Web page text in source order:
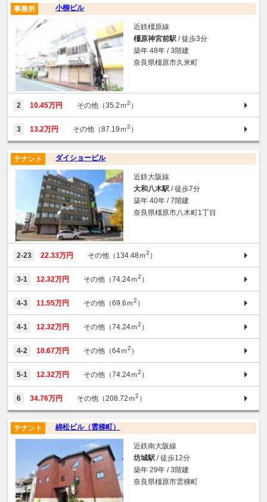
小柳ビル
事務所
近鉄橿原線
橿原神宮前駅 / 徒歩3分
築年 48年 / 3階建
奈良県橿原市久米町
2 10.45万円 その他（35.2ｍ2 ）
3 13.2万円 その他（87.19ｍ2 ）
ダイショービル
テナント
近鉄大阪線
大和八木駅 / 徒歩7分
築年 40年 / 7階建
奈良県橿原市八木町1丁目
2-23 22.33万円 その他（134.48ｍ2 ）
3-1 12.32万円 その他（74.24ｍ2 ）
4-3 11.55万円 その他（69.6ｍ2 ）
4-1 12.32万円 その他（74.24ｍ2 ）
4-2 10.67万円 その他（64ｍ2 ）
5-1 12.32万円 その他（74.24ｍ2 ）
6 34.76万円 その他（208.72ｍ2 ）
綿松ビル（雲梯町）
テナント
近鉄南大阪線
坊城駅 / 徒歩12分
築年 29年 / 3階建
奈良県橿原市雲梯町